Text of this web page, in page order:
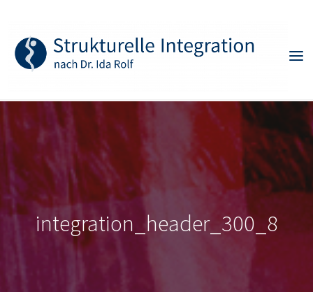
integration_header_300_8